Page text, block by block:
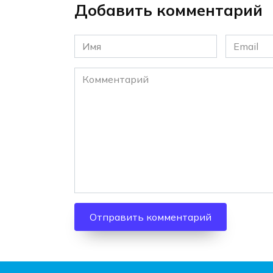
Добавить комментарий
Имя
*
Email
*
Комментарий